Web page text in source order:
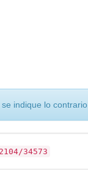
indique lo contrario.
34573